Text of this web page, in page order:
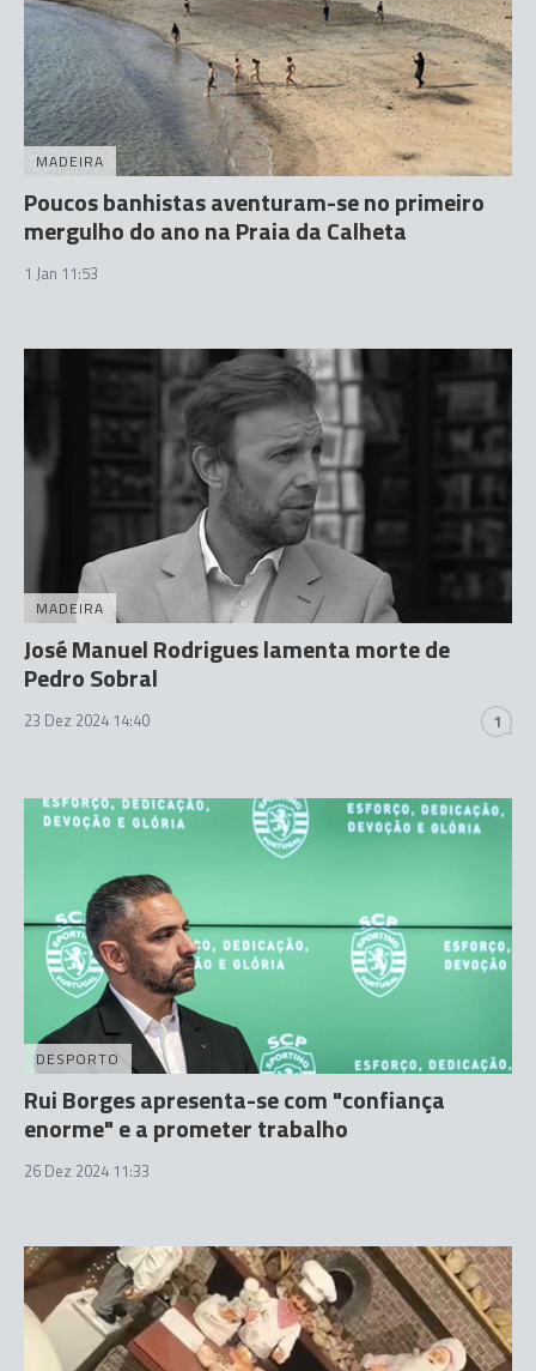
MADEIRA
Poucos banhistas aventuram-se no primeiro
mergulho do ano na Praia da Calheta
1 Jan 11:53
MADEIRA
José Manuel Rodrigues lamenta morte de
Pedro Sobral
23 Dez 2024 14:40 1
DESPORTO
Rui Borges apresenta-se com "confiança
enorme" e a prometer trabalho
26 Dez 2024 11:33